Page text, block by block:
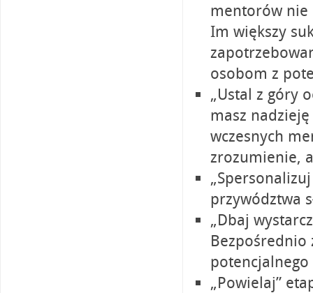
mentorów nie
Im większy
osobom z
„Ustal z góry
masz
wczesnych
zrozumienie,
przywództwa
„Dbaj
„Powielaj”